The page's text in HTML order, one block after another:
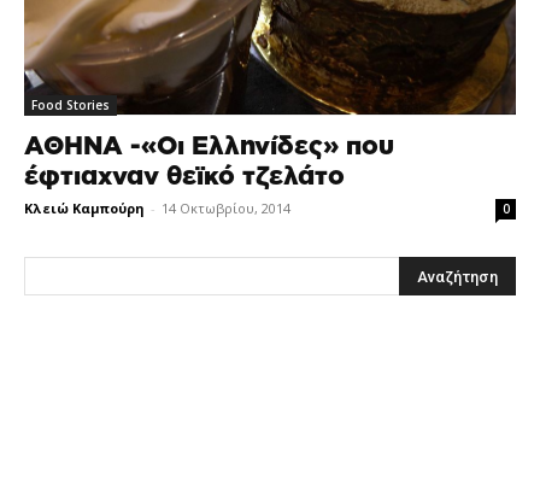
Food Stories
ΑΘΗΝΑ -«Οι Ελληνίδες» που
έφτιαχναν θεϊκό τζελάτο
Κλειώ Καμπούρη - 14 Οκτωβρίου, 2014 0